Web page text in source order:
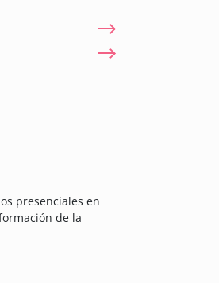
presenciales en
de la